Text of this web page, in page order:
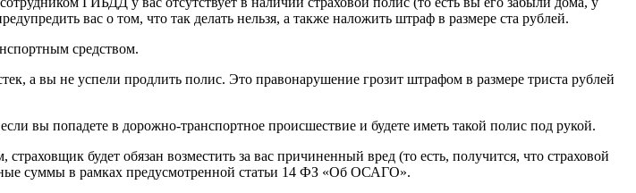
вас о том, что так делать нельзя, а также наложить штраф в размере ста рублей.
средством.
а вы не успели продлить полис. Это правонарушение грозит штрафом в размере триста рублей
вы попадете в дорожно-транспортное происшествие и будете иметь такой полис под рукой.
будет обязан возместить за вас причиненный вред (то есть, получится, что страховой
суммы в рамках предусмотренной статьи 14 ФЗ «Об ОСАГО».